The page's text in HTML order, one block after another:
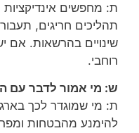
ת: מחפשים
תהליכים חריגים,
רוחבי.
ש: מי אמור לדבר עם
ת: מי שמוגדר לכך
להימנע מהבטחות